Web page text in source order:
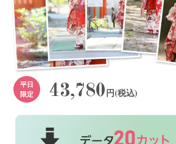
平日
限定
43,780 円(税込)